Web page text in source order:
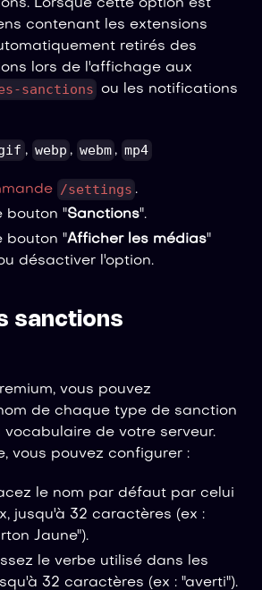
Lorsque cette option est
contenant les extensions
retirés des
lors de l'affichage aux
sanctions ou les notifications
, webp , webm , mp4
/settings .
bouton "Sanctions".
bouton "Afficher les médias"
désactiver l'option.
sanctions
vous pouvez
de chaque type de sanction
de votre serveur.
vous pouvez configurer :
le nom par défaut par celui
jusqu'à 32 caractères (ex :
Jaune").
le verbe utilisé dans les
32 caractères (ex : "averti").